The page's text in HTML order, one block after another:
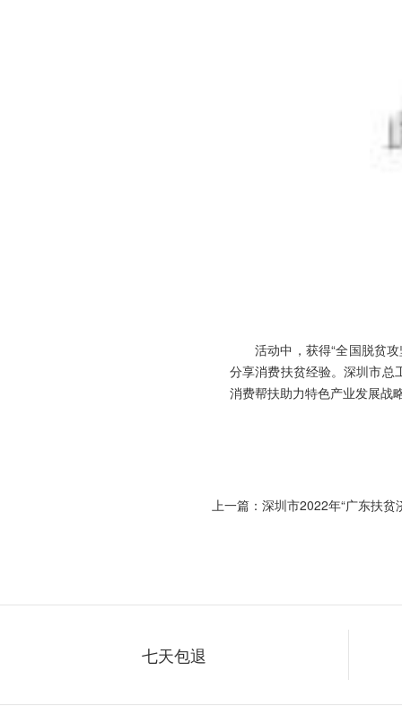
活动中，获得“全国脱贫
分享消费扶贫经验。深圳市总
消费帮扶助力特色产业发展战
上一篇：深圳市2022年“广东扶
七天包退